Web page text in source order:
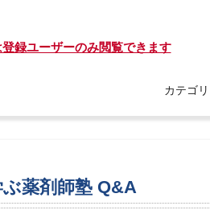
録ユーザーのみ閲覧できます
カテゴリ
薬剤師塾 Q&A